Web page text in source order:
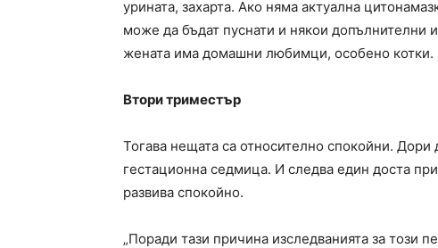
урината, захарта. Ако няма актуална
може да бъдат пуснати и някои допълнителни
жената има домашни любимци, особено котки.
Втори триместър
Тогава нещата са относително спокойни.
гестационна седмица. И следва един доста
развива спокойно.
„Поради тази причина изследванията за този